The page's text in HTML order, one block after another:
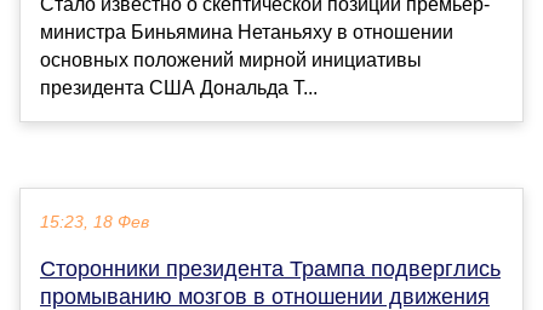
министра Биньямина Нетаньяху в отношении
основных положений мирной инициативы
президента США Дональда Т...
15:23, 18 Фев
Сторонники президента Трампа подверглись
промыванию мозгов в отношении движения